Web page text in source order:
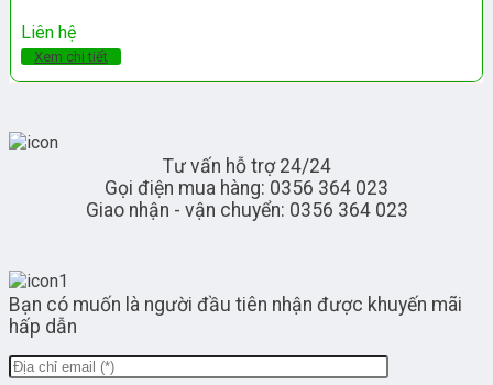
Liên hệ
Xem chi tiết
Tư vấn hỗ trợ 24/24
Gọi điện mua hàng: 0356 364 023
Giao nhận - vận chuyển: 0356 364 023
Bạn có muốn là người đầu tiên nhận được khuyến mãi
hấp dẫn